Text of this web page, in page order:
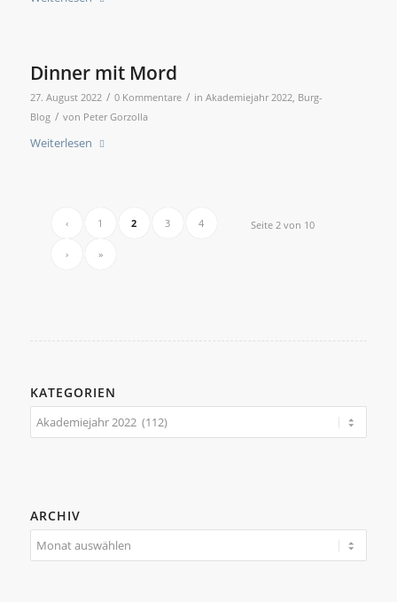
Dinner mit Mord
27. August 2022 / 0 Kommentare / in Akademiejahr 2022, Burg-
Blog / von Peter Gorzolla
Weiterlesen
Seite 2 von 10
‹ 1 2 3 4
› »
KATEGORIEN
Kategorien
ARCHIV